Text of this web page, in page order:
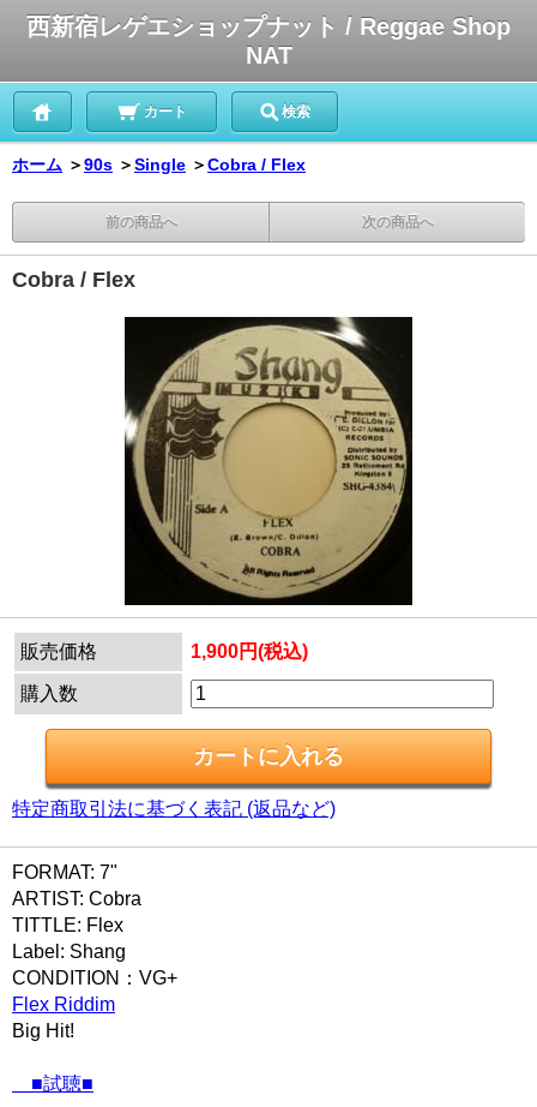
西新宿レゲエショップナット / Reggae Shop
NAT
カート 検索
ホーム ＞90s ＞Single ＞Cobra / Flex
前の商品へ 次の商品へ
Cobra / Flex
販売価格 1,900円(税込)
購入数
特定商取引法に基づく表記 (返品など)
FORMAT: 7"
ARTIST: Cobra
TITTLE: Flex
Label: Shang
CONDITION：VG+
Flex Riddim
Big Hit!
■試聴■